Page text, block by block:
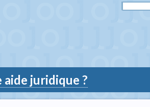
juridique ?